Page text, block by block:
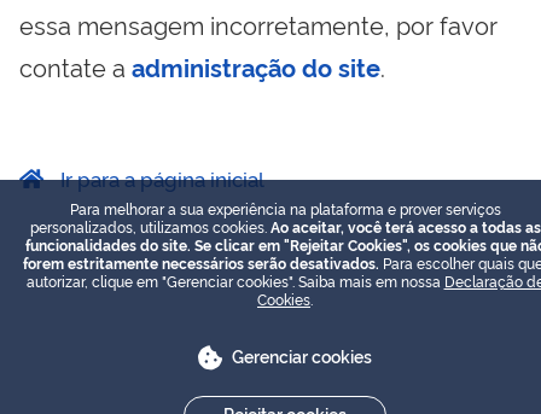
essa mensagem incorretamente, por favor
contate a administração do site.
Ir para a página inicial
Para melhorar a sua experiência na plataforma e prover serviços
personalizados, utilizamos cookies. Ao aceitar, você terá acesso a todas as
funcionalidades do site. Se clicar em "Rejeitar Cookies", os cookies que
forem estritamente necessários serão desativados. Para escolher quais
autorizar, clique em "Gerenciar cookies". Saiba mais em nossa Declaração
Cookies
Gerenciar cookies